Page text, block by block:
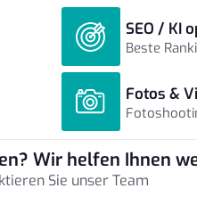
SEO / KI
Beste
Fotos &
Wir helfen Ihnen
Sie unser Team